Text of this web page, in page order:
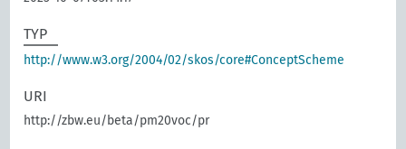
TYP
http://www.w3.org/2004/02/skos/core#ConceptScheme
URI
http://zbw.eu/beta/pm20voc/pr